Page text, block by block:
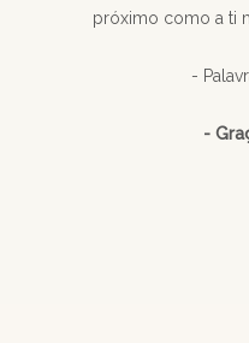
próximo como a ti
-
-